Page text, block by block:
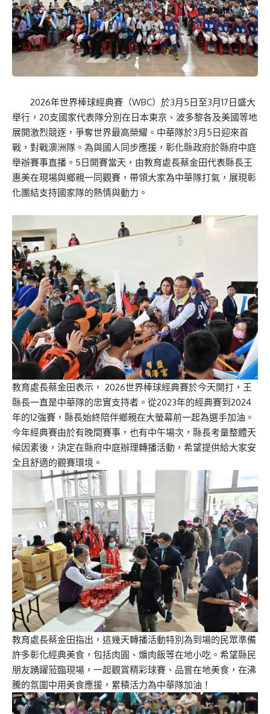
2026年世界棒球經典賽（WBC）於3月5日至3月17日盛大
舉行，20支國家代表隊分別在日本東京、波多黎各及美國等地
展開激烈競逐，爭奪世界最高榮耀。中華隊於3月5日迎來首
戰，對戰澳洲隊。為與國人同步應援，彰化縣政府於縣府中庭
舉辦賽事直播。5日開賽當天，由教育處長蔡金田代表縣長王
惠美在現場與鄉親一同觀賽，帶領大家為中華隊打氣，展現彰
化團結支持國家隊的熱情與動力。
教育處長蔡金田表示， 2026世界棒球經典賽於今天開打，王
縣長一直是中華隊的忠實支持者。從2023年的經典賽到2024
年的12強賽，縣長始終陪伴鄉親在大螢幕前一起為選手加油。
今年經典賽由於有晚間賽事，也有中午場次，縣長考量整體天
候因素後，決定在縣府中庭辦理轉播活動，希望提供給大家安
全且舒適的觀賽環境。
教育處長蔡金田指出，這幾天轉播活動特別為到場的民眾準備
許多彰化經典美食，包括肉圓、爌肉飯等在地小吃。希望縣民
朋友踴躍蒞臨現場，一起觀賞精彩球賽、品嘗在地美食，在沸
騰的氛圍中用美食應援，累積活力為中華隊加油！